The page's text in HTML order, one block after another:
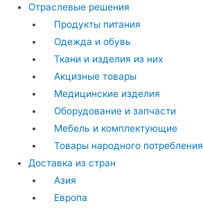
Отраслевые решения
Продукты питания
Одежда и обувь
Ткани и изделия из них
Акцизные товары
Медицинские изделия
Оборудование и запчасти
Мебель и комплектующие
Товары народного потребления
Доставка из стран
Азия
Европа